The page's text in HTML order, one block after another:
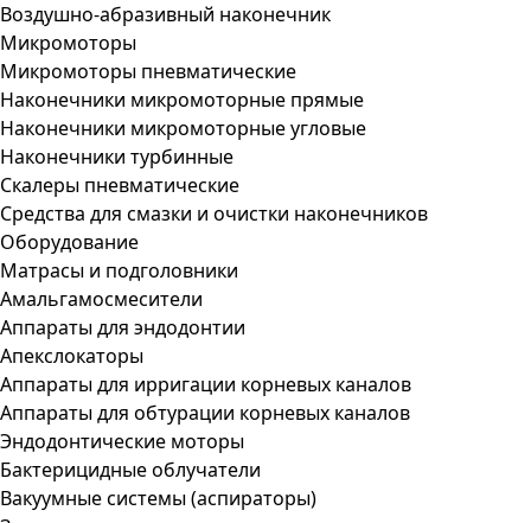
Воздушно-абразивный наконечник
Микромоторы
Микромоторы пневматические
Наконечники микромоторные прямые
Наконечники микромоторные угловые
Наконечники турбинные
Скалеры пневматические
Средства для смазки и очистки наконечников
Оборудование
Матрасы и подголовники
Амальгамосмесители
Аппараты для эндодонтии
Апекслокаторы
Аппараты для ирригации корневых каналов
Аппараты для обтурации корневых каналов
Эндодонтические моторы
Бактерицидные облучатели
Вакуумные системы (аспираторы)